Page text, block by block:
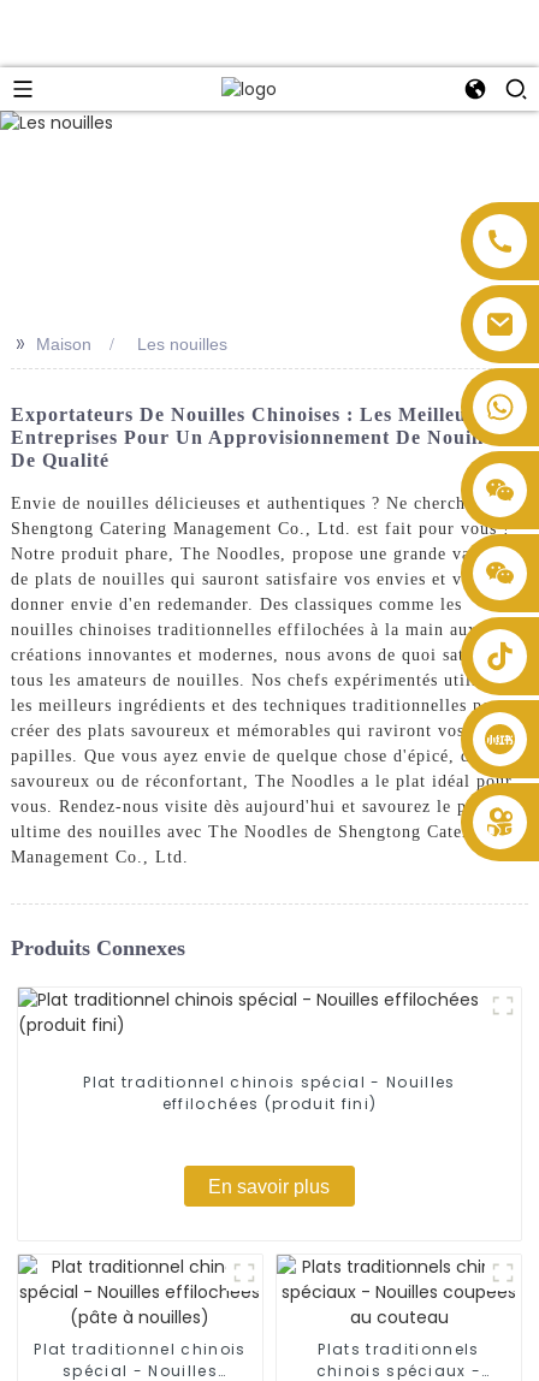
+86 8619946512999
>> Maison Les nouilles
Exportateurs De Nouilles Chinoises : Les Meilleures
Entreprises Pour Un Approvisionnement De Nouilles
De Qualité
Envie de nouilles délicieuses et authentiques ? Ne cherchez plus,
Shengtong Catering Management Co., Ltd. est fait pour vous !
Notre produit phare, The Noodles, propose une grande variété
de plats de nouilles qui sauront satisfaire vos envies et vous
donner envie d'en redemander. Des classiques comme les
nouilles chinoises traditionnelles effilochées à la main aux
créations innovantes et modernes, nous avons de quoi satisfaire
tous les amateurs de nouilles. Nos chefs expérimentés utilisent
les meilleurs ingrédients et des techniques traditionnelles pour
créer des plats savoureux et mémorables qui raviront vos
papilles. Que vous ayez envie de quelque chose d'épicé, de
savoureux ou de réconfortant, The Noodles a le plat idéal pour
vous. Rendez-nous visite dès aujourd'hui et savourez le plaisir
ultime des nouilles avec The Noodles de Shengtong Catering
Management Co., Ltd.
Produits Connexes
Plat traditionnel chinois spécial - Nouilles
effilochées (produit fini)
En savoir plus
Plat traditionnel chinois
spécial - Nouilles
Plats traditionnels
chinois spéciaux -